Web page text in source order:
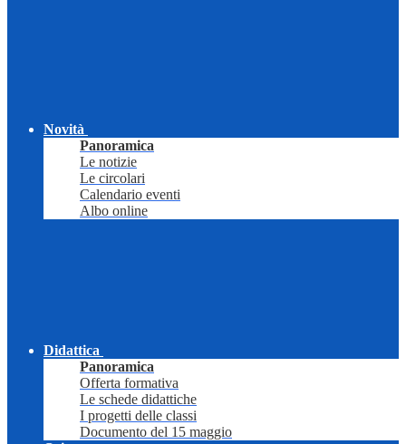
Novità
Panoramica
Le notizie
Le circolari
Calendario eventi
Albo online
Didattica
Panoramica
Offerta formativa
Le schede didattiche
I progetti delle classi
Documento del 15 maggio